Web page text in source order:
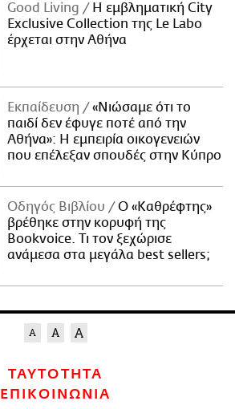
Good Living
Η εμβληματική City
Exclusive Collection της Le Labo
έρχεται στην Αθήνα
Εκπαίδευση
«Νιώσαμε ότι το
παιδί δεν έφυγε ποτέ από την
Αθήνα»: Η εμπειρία οικογενειών
που επέλεξαν σπουδές στην Κύπρο
Οδηγός Βιβλίου
Ο «Καθρέφτης»
βρέθηκε στην κορυφή της
Bookvoice. Τι τον ξεχώρισε
ανάμεσα στα μεγάλα best sellers;
ΤΑΥΤΟΤΗΤΑ
ΕΠΙΚΟΙΝΩΝΙΑ